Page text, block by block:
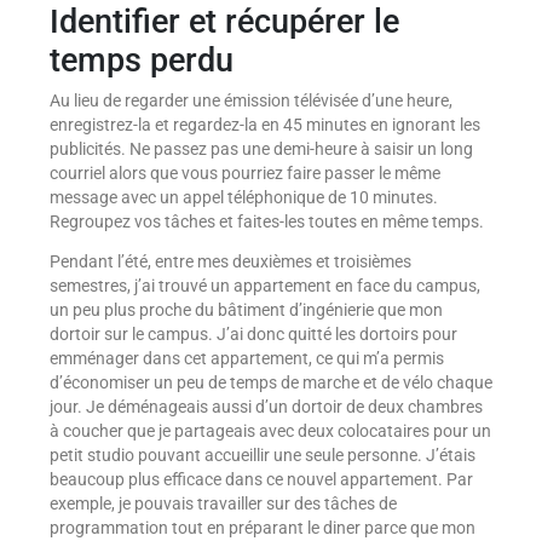
Identifier et récupérer le
temps perdu
Au lieu de regarder une émission télévisée d’une heure,
enregistrez-la et regardez-la en 45 minutes en ignorant les
publicités. Ne passez pas une demi-heure à saisir un long
courriel alors que vous pourriez faire passer le même
message avec un appel téléphonique de 10 minutes.
Regroupez vos tâches et faites-les toutes en même temps.
Pendant l’été, entre mes deuxièmes et troisièmes
semestres, j’ai trouvé un appartement en face du campus,
un peu plus proche du bâtiment d’ingénierie que mon
dortoir sur le campus. J’ai donc quitté les dortoirs pour
emménager dans cet appartement, ce qui m’a permis
d’économiser un peu de temps de marche et de vélo chaque
jour. Je déménageais aussi d’un dortoir de deux chambres
à coucher que je partageais avec deux colocataires pour un
petit studio pouvant accueillir une seule personne. J’étais
beaucoup plus efficace dans ce nouvel appartement. Par
exemple, je pouvais travailler sur des tâches de
programmation tout en préparant le diner parce que mon